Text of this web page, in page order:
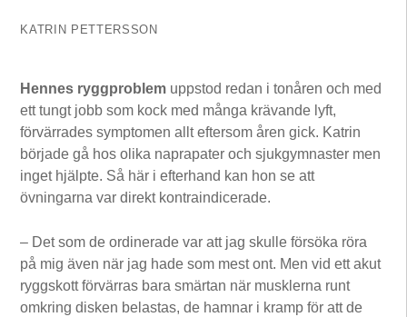
KATRIN PETTERSSON
Hennes ryggproblem uppstod redan i tonåren och med
ett tungt jobb som kock med många krävande lyft,
förvärrades symptomen allt eftersom åren gick. Katrin
började gå hos olika naprapater och sjukgymnaster men
inget hjälpte. Så här i efterhand kan hon se att
övningarna var direkt kontraindicerade.
– Det som de ordinerade var att jag skulle försöka röra
på mig även när jag hade som mest ont. Men vid ett akut
ryggskott förvärras bara smärtan när musklerna runt
omkring disken belastas, de hamnar i kramp för att de